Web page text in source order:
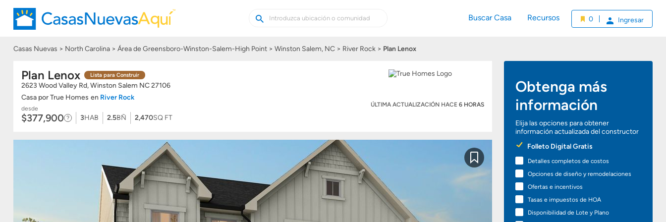
Buscar
casas
Buscar
Buscar Casa Recursos 0 Ingresar
Casas Nuevas North Carolina Área de Greensboro-Winston-Salem-High Point Winston Salem, NC River Rock Plan Lenox
Plan Lenox Lista para Construir
2623 Wood Valley Rd, Winston Salem NC27106
Casa por True Homes en River Rock
ÚLTIMA ACTUALIZACIÓN HACE 6 HORAS
desde
$377,900 3HAB 2.5BÑ 2,470SQ FT
Obtenga más
información
Elija las opciones para obtener
información actualizada del constructor
Preferred
Options
Folleto Digital Gratis
Detalles completos de costos
Opciones de diseño y remodelaciones
Ofertas e incentivos
Tasas e impuestos de HOA
Disponibilidad de Lote y Plano
Guardar